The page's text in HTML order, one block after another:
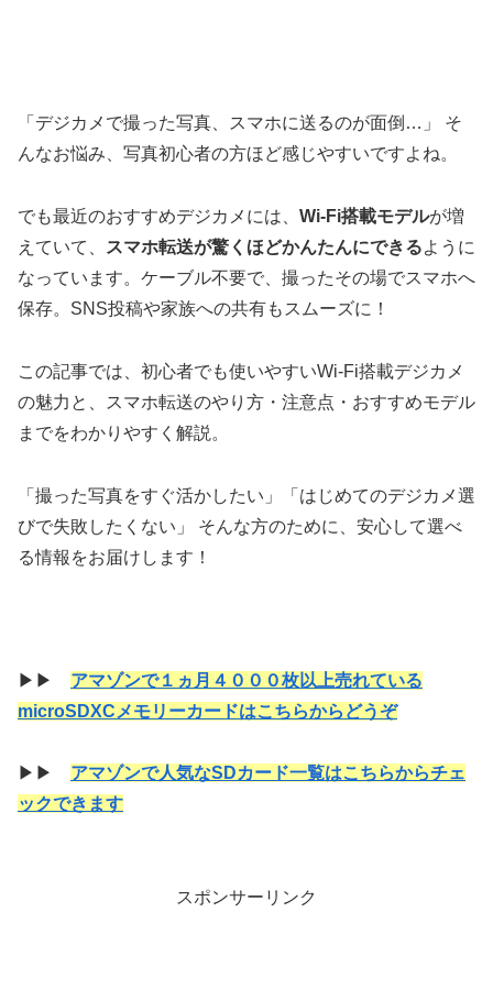
「デジカメで撮った写真、スマホに送るのが面倒…」 そ
んなお悩み、写真初心者の方ほど感じやすいですよね。
でも最近のおすすめデジカメには、 Wi-Fi搭載モデルが増
えていて、
スマホ転送が驚くほどかんたんにできるように
なっています。ケーブル不要で、撮ったその場でスマホへ
保存。SNS投稿や家族への共有もスムーズに！
この記事では、初心者でも使いやすいWi-Fi搭載デジカメ
の魅力と、スマホ転送のやり方・注意点・おすすめモデル
までをわかりやすく解説。
「撮った写真をすぐ活かしたい」「はじめてのデジカメ選
びで失敗したくない」 そんな方のために、安心して選べ
る情報をお届けします！
▶▶ アマゾンで１ヵ月４０００枚以上売れている
microSDXCメモリーカードはこちらからどうぞ
▶▶ アマゾンで人気なSDカード一覧はこちらからチェ
ックできます
スポンサーリンク